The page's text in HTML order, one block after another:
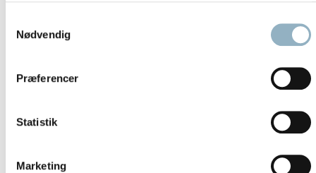
Nødvendig
Præferencer
Statistik
Marketing
Eco-Spin teknologi
Datahåndtering
Remote overvågning